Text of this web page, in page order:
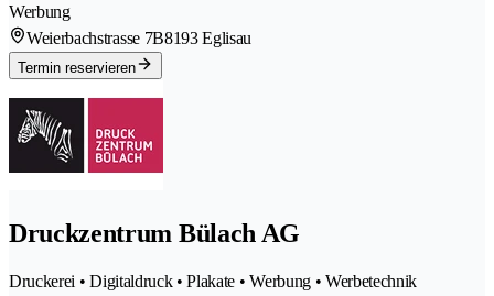
Werbung
Weierbachstrasse 7B8193 Eglisau
Termin reservieren
Druckzentrum Bülach AG
Druckerei • Digitaldruck • Plakate • Werbung • Werbetechnik